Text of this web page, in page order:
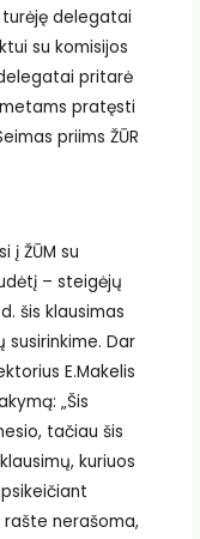
turėję delegatai
su komisijos
pritarė
metams pratęsti
priims ŽŪR
į ŽŪM su
– steigėjų
šis klausimas
Dar
E.Makelis
„Šis
tačiau šis
kuriuos
nerašoma,